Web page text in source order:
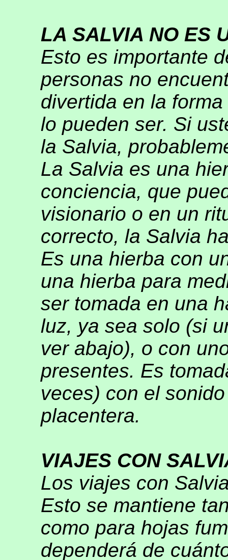
LA SALVIA NO ES
Esto es importante
personas no
divertida en la
lo pueden ser. Si
la Salvia,
La Salvia es una
conciencia, que
visionario o en un
correcto, la Salvia
Es una hierba con
una hierba para
ser tomada en una
luz, ya sea solo (si
ver abajo), o con
presentes. Es
veces) con el
placentera.
VIAJES CON
Los viajes con
Esto se mantiene
como para hojas
dependerá de